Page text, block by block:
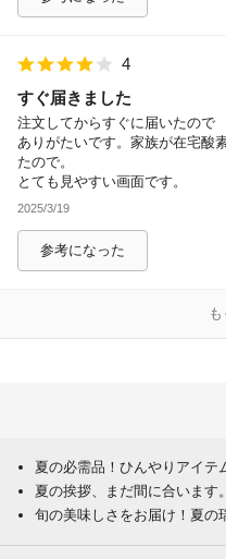
4
すぐ届きました
注文してからすぐに届いたので
ありがたいです。家族が在宅酸
たので。
とても見やすい画面です。
2025/3/19
参考になった
夏の必需品！ひんやりアイテ
夏の挨拶、まだ間に合います。
旬の美味しさをお届け！夏の